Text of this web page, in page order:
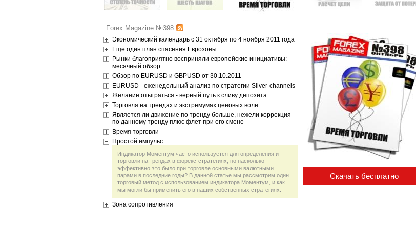
Forex Magazine №398
Экономический календарь с 31 октября по 4 ноября 2011 года
Еще один план спасения Еврозоны
Рынки благоприятно восприняли европейские инициативы:
месячный обзор
Обзор по EURUSD и GBPUSD от 30.10.2011
EURUSD - еженедельный анализ по стратегии Silver-channels
Желание отыграться - верный путь к сливу депозита
Торговля на трендах и экстремумах ценовых волн
Является ли движение по тренду больше, нежели коррекция
по данному тренду плюс флет при его смене
Время торговли
Простой импульс
Индикатор Моментум часто используется для определения и
торговли на трендах в форекс-стратегиях, но насколько
эффективно это было при торговле основными валютными
парами в последние годы? В данной статье мы рассмотрим один
торговый метод с использованием индикатора Моментум, и как
мы могли бы применить его в наших собственных стратегиях.
Зона сопротивления